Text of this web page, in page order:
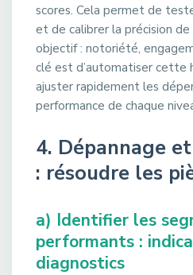
scores. Cela permet de
et de calibrer la précision
objectif : notoriété,
clé est d’automatiser cette
ajuster rapidement les
performance de chaque
4. Dépannage
: résoudre les
a) Identifier les
performants :
diagnostics